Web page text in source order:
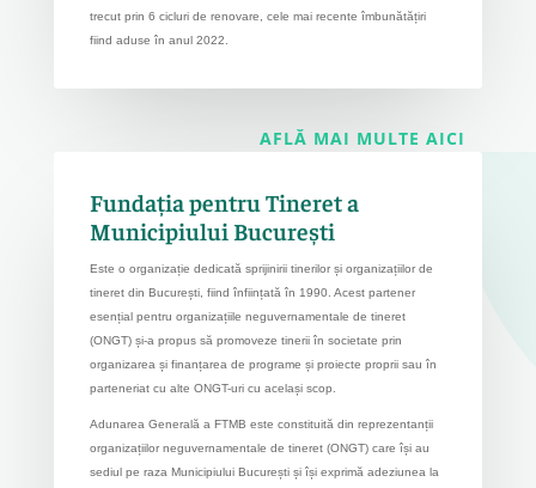
trecut prin 6 cicluri de renovare, cele mai recente îmbunătățiri
fiind aduse în anul 2022.
AFLĂ MAI MULTE AICI
Fundația pentru Tineret a
Municipiului București
Este o organizație dedicată sprijinirii tinerilor și organizațiilor de
tineret din București, fiind înființată în 1990. Acest partener
esențial pentru organizațiile neguvernamentale de tineret
(ONGT) și-a propus să promoveze tinerii în societate prin
organizarea și finanțarea de programe și proiecte proprii sau în
parteneriat cu alte ONGT-uri cu același scop.
Adunarea Generală a FTMB este constituită din reprezentanții
organizațiilor neguvernamentale de tineret (ONGT) care își au
sediul pe raza Municipiului București și își exprimă adeziunea la